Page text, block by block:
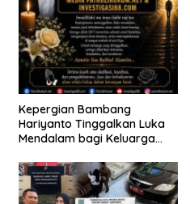
Kepergian Bambang
Hariyanto Tinggalkan Luka
Mendalam bagi Keluarga